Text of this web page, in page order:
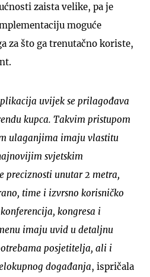
zaista velike, pa je
moguće
za što ga trenutačno koriste,
uvijek se prilagođava
kupca. Takvim pristupom
ulaganjima imaju vlastitu
svjetskim
preciznosti unutar 2 metra,
time i izvrsno korisničko
kongresa i
imaju uvid u detaljnu
posjetitelja, ali i
događanja, ispričala